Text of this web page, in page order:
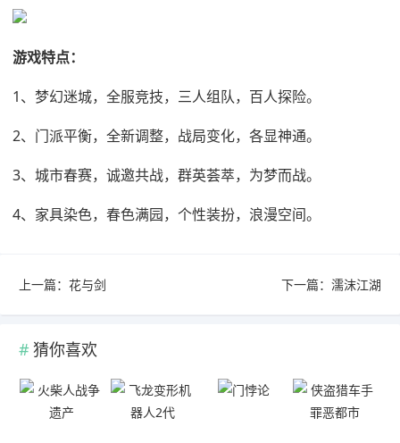
游戏特点：
1、梦幻迷城，全服竞技，三人组队，百人探险。
2、门派平衡，全新调整，战局变化，各显神通。
3、城市春赛，诚邀共战，群英荟萃，为梦而战。
4、家具染色，春色满园，个性装扮，浪漫空间。
上一篇： 花与剑 下一篇： 濡沫江湖
猜你喜欢